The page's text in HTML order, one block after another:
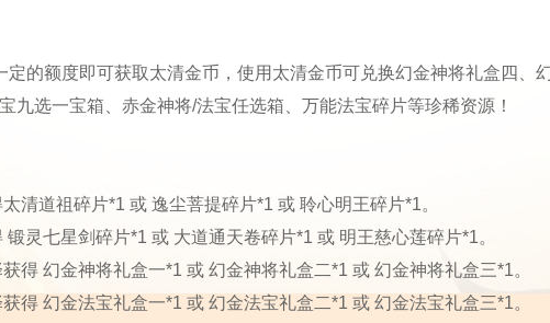
的额度即可获取太清金币，使用太清金币可兑换幻金神将礼盒四、
九选一宝箱、赤金神将/法宝任选箱、万能法宝碎片等珍稀资源！
清道祖碎片*1 或 逸尘菩提碎片*1 或 聆心明王碎片*1。
灵七星剑碎片*1 或 大道通天卷碎片*1 或 明王慈心莲碎片*1。
得 幻金神将礼盒一*1 或 幻金神将礼盒二*1 或 幻金神将礼盒三*1。
得 幻金法宝礼盒一*1 或 幻金法宝礼盒二*1 或 幻金法宝礼盒三*1。